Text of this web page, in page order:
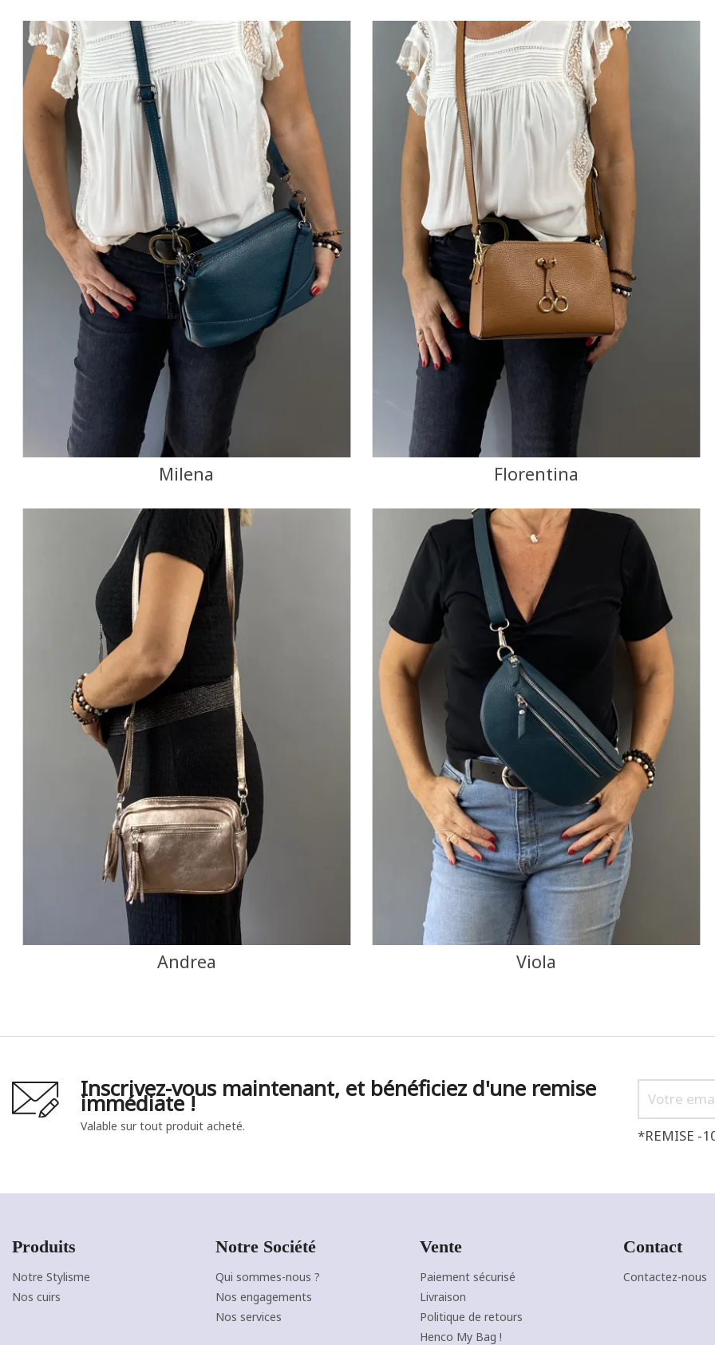
NOIRMARINECAMEL
F
CANARDJAUNE
J'ajoute à mon panier !
Vue rapide
Milena
NOIRMARINE
CAMEL
F
TAUPE
FONCÉ
JAUNE
+1
J'ajoute à mon panier !
Vue rapide
Florentina
brillant
Bronze
brillantbrillant
+2
Vue rapide
Andrea
J'ajoute à mon panier !
Viola
Inscrivez-vous maintenant, et bénéficiez d'une remise
immédiate !
Valable sur tout produit acheté.
*REMISE -
Produits
Notre Stylisme
Nos cuirs
Notre Société
Qui sommes-nous ?
Nos engagements
Nos services
Vente
Paiement sécurisé
Livraison
Politique de retours
Henco My Bag !
Contact
Contactez-nous